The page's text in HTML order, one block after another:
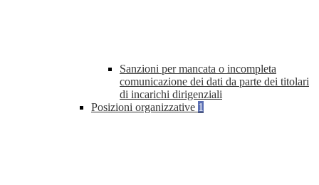
Sanzioni per mancata o incompleta
comunicazione dei dati da parte dei titolari
di incarichi dirigenziali
Posizioni organizzative 1